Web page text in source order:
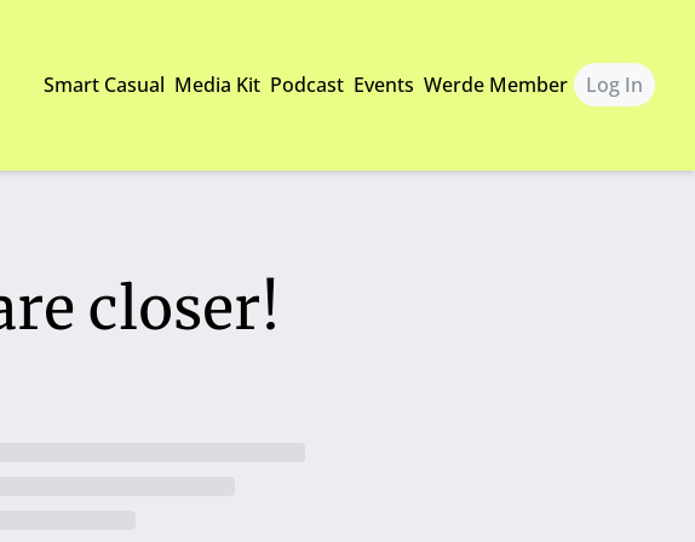
Smart Casual Media Kit Podcast Events Werde Member Log In
closer!